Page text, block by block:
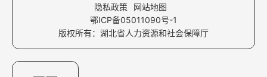
隐私政策
网站地图
鄂ICP备05011090号-1
版权所有：湖北省人力资源和社会保障厅